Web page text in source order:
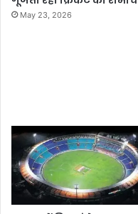
May 23, 2026